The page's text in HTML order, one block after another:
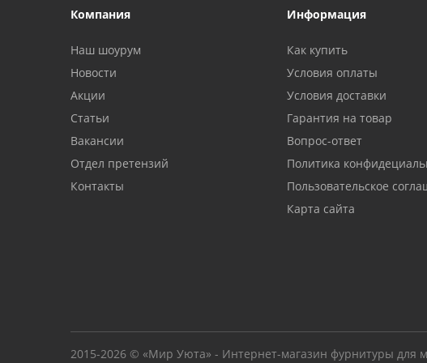
Компания
Наш шоурум
Новости
Акции
Статьи
Вакансии
Отдел претензий
Контакты
Информация
Как купить
Условия оплаты
Условия доставки
Гарантия на товар
Вопрос-ответ
Политика
Пользовательское
Карта сайта
2015-2026 © «Мир Уюта» - Интернет-магазин фурнитуры для